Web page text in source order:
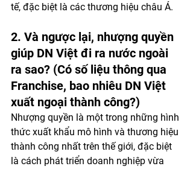
tế, đặc biệt là các thương hiệu châu Á.
2. Và ngược lại, nhượng quyền
giúp DN Việt đi ra nước ngoài
ra sao? (Có số liệu thông qua
Franchise, bao nhiêu DN Việt
xuất ngoại thành công?)
Nhượng quyền là một trong những hình
thức xuất khẩu mô hình và thương hiệu
thành công nhất trên thế giới, đặc biệt
là cách phát triển doanh nghiệp vừa